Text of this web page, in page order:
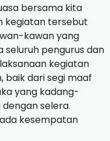
bersama kita
kegiatan tersebut
kawan yang
pengurus dan
kegiatan
baik dari segi maaf
yang kadang-
selera.
kesempatan